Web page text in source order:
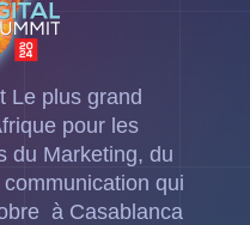
Le plus grand
pour les
du Marketing, du
qui
à Casablanca